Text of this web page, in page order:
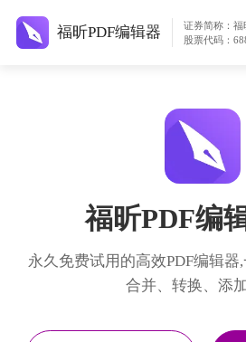
福昕PDF编辑器
证券简称：福
股票代码：
福昕PDF编
永久免费试用的高效PDF编辑器,
合并、转换、添